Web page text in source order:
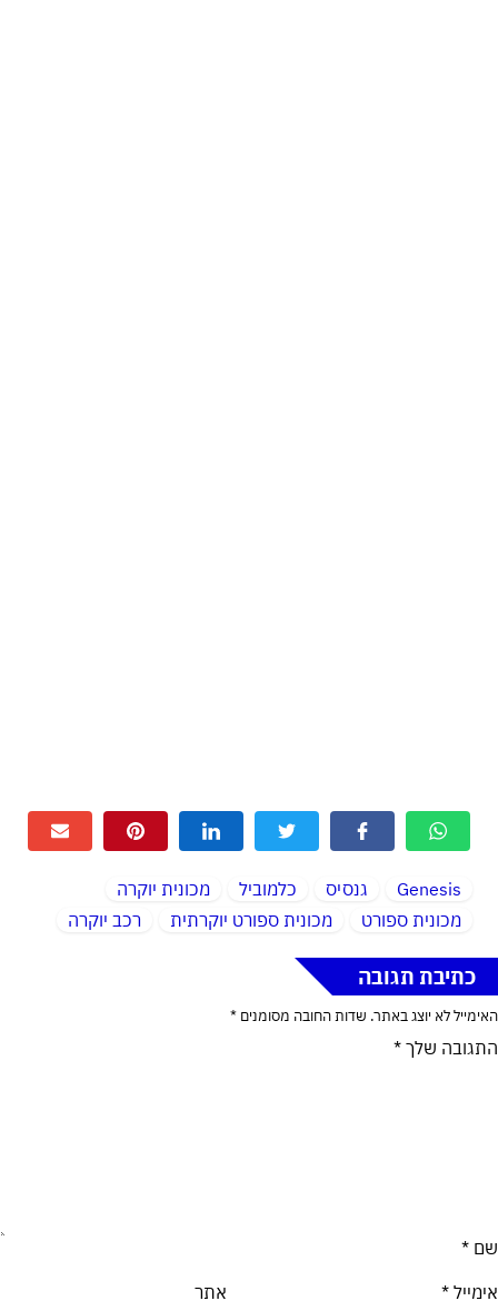
Genesis גנסיס כלמוביל
מכונית יוקרה
מכונית ספורט
מכונית ספורט יוקרתית רכב יוקרה
כתיבת תגובה
האימייל לא יוצג באתר. שדות החובה מסומנים *
התגובה שלך *
שם *
אימייל * אתר